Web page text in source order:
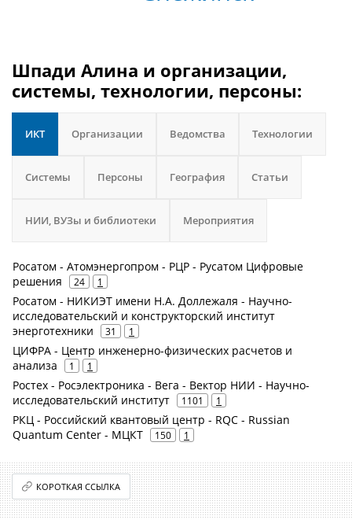
Шпади Алина и организации,
системы, технологии, персоны:
ИКТ Организации Ведомства Технологии
Системы Персоны География Статьи
НИИ, ВУЗы и библиотеки Мероприятия
Росатом - Атомэнергопром - РЦР - Русатом Цифровые
решения
24 1
Росатом - НИКИЭТ имени Н.А. Доллежаля - Научно-
исследовательский и конструкторский институт
энерготехники
31 1
ЦИФРА - Центр инженерно-физических расчетов и
анализа
1 1
Ростех - Росэлектроника - Вега - Вектор НИИ - Научно-
исследовательский институт
1101 1
РКЦ - Российский квантовый центр - RQC - Russian
Quantum Center - МЦКТ
150 1
КОРОТКАЯ ССЫЛКА